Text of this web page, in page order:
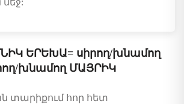
ԵՐԵԽԱ= սիրող/խնամող
խնամող ՄԱՅՐԻԿ
տարիքում հոր հետ